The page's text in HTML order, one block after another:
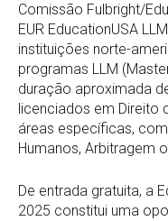
Comissão Fulbright/
EUR EducationUSA
instituições norte-
programas LLM
duração aproximada
licenciados em Direito
áreas específicas,
Humanos, Arbitragem
De entrada gratuita, a
2025 constitui uma